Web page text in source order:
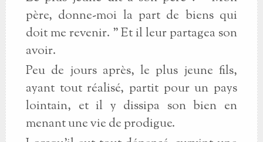
père, donne-moi la part de biens qui
doit me revenir. " Et il leur partagea son
avoir.
Peu de jours après, le plus jeune fils,
ayant tout réalisé, partit pour un pays
lointain, et il y dissipa son bien en
menant une vie de prodigue.